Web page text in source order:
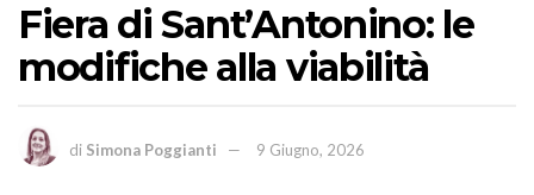
Fiera di Sant’Antonino: le
modifiche alla viabilità
di Simona Poggianti 9 Giugno, 2026